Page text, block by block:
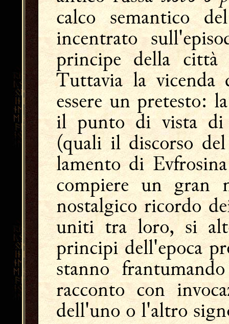
calco semantico
incentrato
principe della città
Tuttavia la vicenda
essere un pretesto:
il punto di vista di
(quali il discorso
lamento di
compiere un gran
nostalgico ricordo
uniti tra loro, si
principi dell'epoca
stanno
racconto con
dell'uno o l'altro